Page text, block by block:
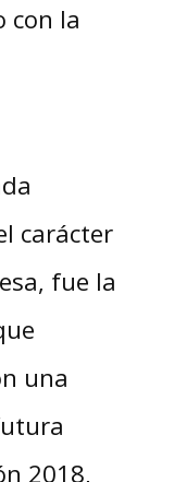
con la
carácter
fue la
una
2018,